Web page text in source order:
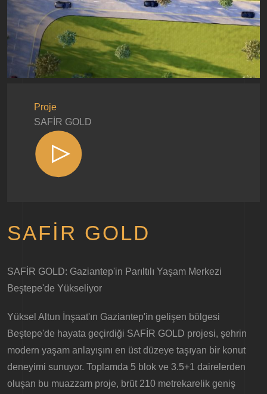
Proje
SAFİR GOLD
SAFİR GOLD
SAFİR GOLD: Gaziantep'in Parıltılı Yaşam Merkezi
Beştepe'de Yükseliyor
Yüksel Altun İnşaat'ın Gaziantep'in gelişen bölgesi
Beştepe'de hayata geçirdiği SAFİR GOLD projesi, şehrin
modern yaşam anlayışını en üst düzeye taşıyan bir konut
deneyimi sunuyor. Toplamda 5 blok ve 3.5+1 dairelerden
oluşan bu muazzam proje, brüt 210 metrekarelik geniş